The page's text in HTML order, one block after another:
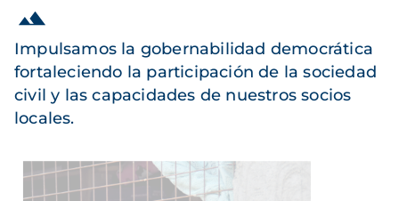
Impulsamos la gobernabilidad democrática
fortaleciendo la participación de la sociedad
civil y las capacidades de nuestros socios
locales.